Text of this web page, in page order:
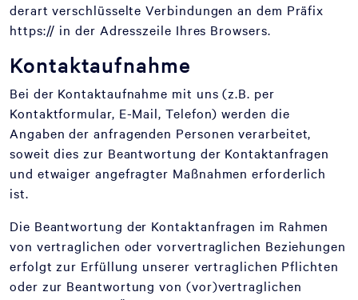
derart verschlüsselte Verbindungen an dem Präfix
https:// in der Adresszeile Ihres Browsers.
Kontaktaufnahme
Bei der Kontaktaufnahme mit uns (z.B. per
Kontaktformular, E-Mail, Telefon) werden die
Angaben der anfragenden Personen verarbeitet,
soweit dies zur Beantwortung der Kontaktanfragen
und etwaiger angefragter Maßnahmen erforderlich
ist.
Die Beantwortung der Kontaktanfragen im Rahmen
von vertraglichen oder vorvertraglichen Beziehungen
erfolgt zur Erfüllung unserer vertraglichen Pflichten
oder zur Beantwortung von (vor)vertraglichen